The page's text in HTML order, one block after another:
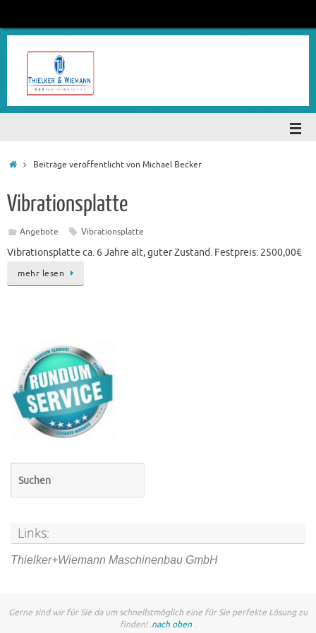
Beiträge veröffentlicht von Michael Becker
Vibrationsplatte
Angebote Vibrationsplatte
Vibrationsplatte ca. 6 Jahre alt, guter Zustand. Festpreis: 2500,00€
mehr lesen
Links:
Thielker+Wiemann Maschinenbau GmbH
Gerne sind wir für Sie da um schnellstmöglich eine für Sie perfekte Lösung zu
finden! .nach oben .